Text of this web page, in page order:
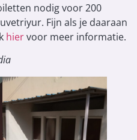
nodig voor 200
Fijn als je daaraan
hiervoor meer informatie.